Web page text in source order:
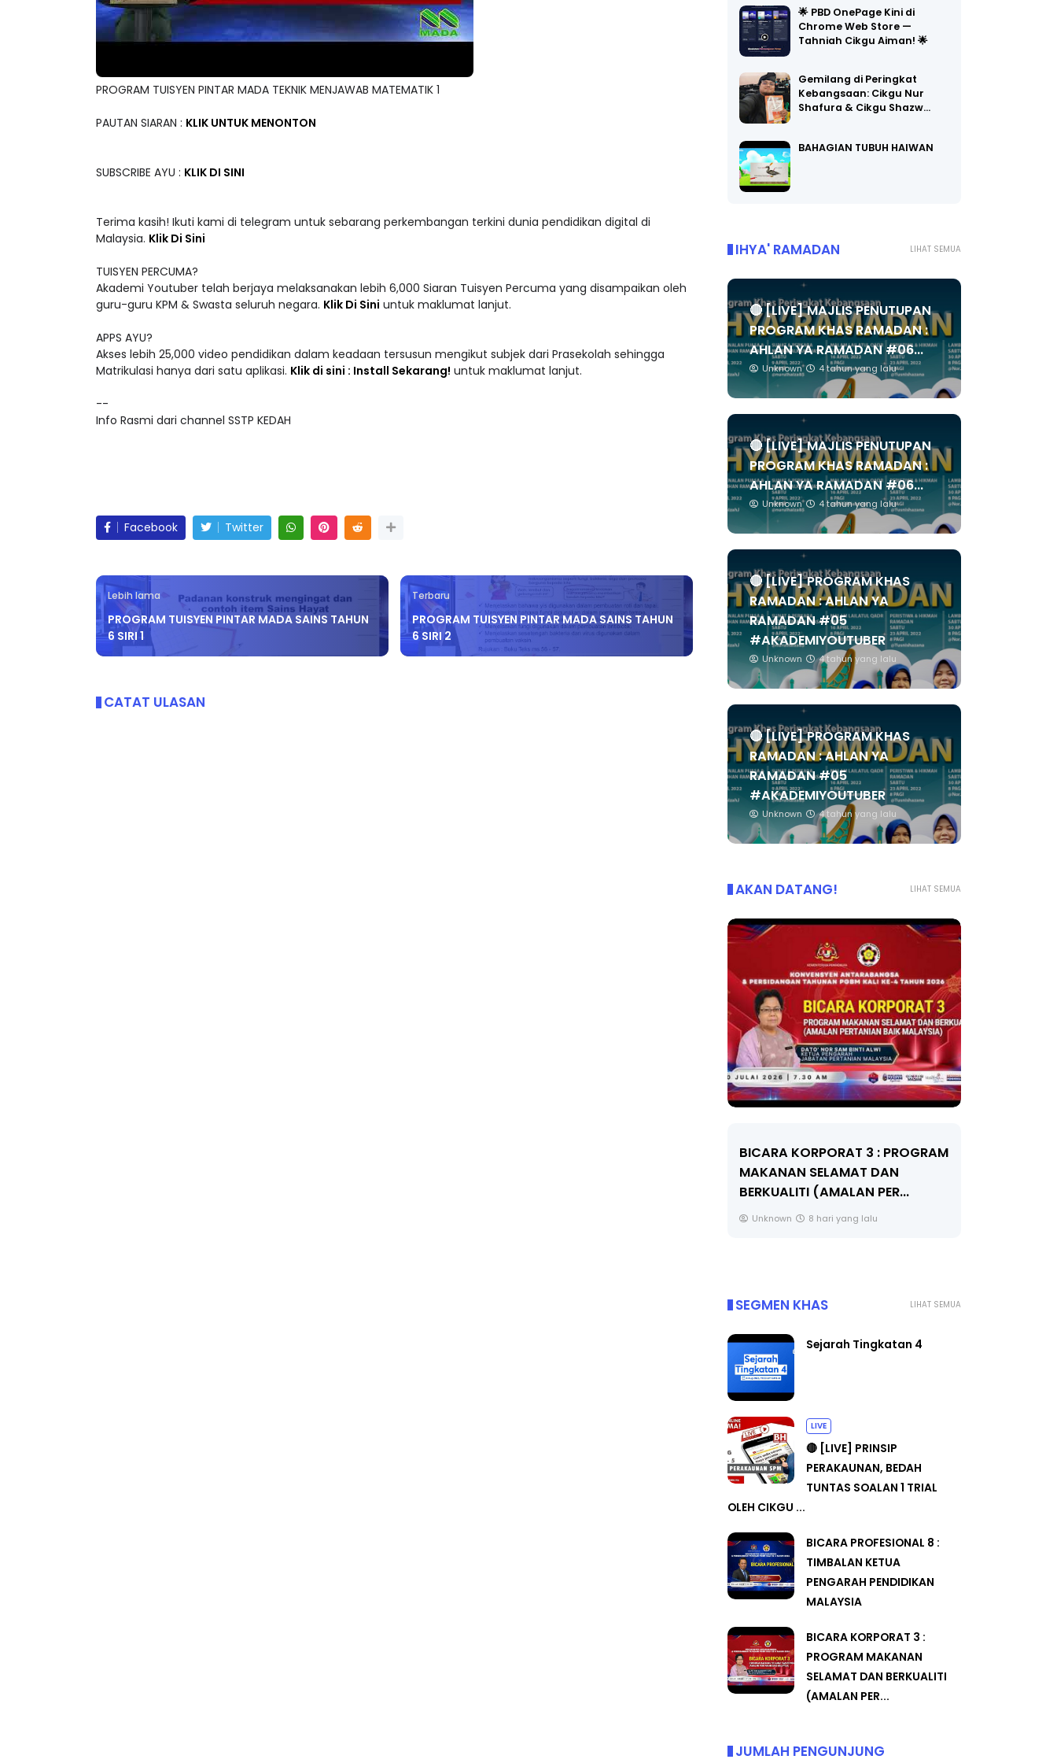
PROGRAM TUISYEN PINTAR MADA TEKNIK MENJAWAB MATEMATIK 1
PAUTAN SIARAN : KLIK UNTUK MENONTON
SUBSCRIBE AYU : KLIK DI SINI
Terima kasih! Ikuti kami di telegram untuk sebarang perkembangan terkini dunia pendidikan digital di
Malaysia. Klik Di Sini
TUISYEN PERCUMA?
Akademi Youtuber telah berjaya melaksanakan lebih 6,000 Siaran Tuisyen Percuma yang disampaikan oleh
guru-guru KPM & Swasta seluruh negara. Klik Di Sini untuk maklumat lanjut.
APPS AYU?
Akses lebih 25,000 video pendidikan dalam keadaan tersusun mengikut subjek dari Prasekolah sehingga
Matrikulasi hanya dari satu aplikasi. Klik di sini : Install Sekarang! untuk maklumat lanjut.
--
Info Rasmi dari channel SSTP KEDAH
Facebook Twitter
Lebih lama
PROGRAM TUISYEN PINTAR MADA SAINS TAHUN
6 SIRI 1
Terbaru
PROGRAM TUISYEN PINTAR MADA SAINS TAHUN
6 SIRI 2
CATAT ULASAN
🌟 PBD OnePage Kini di
Chrome Web Store —
Tahniah Cikgu Aiman! 🌟
Gemilang di Peringkat
Kebangsaan: Cikgu Nur
Shafura & Cikgu Shazw…
BAHAGIAN TUBUH HAIWAN
LIHAT SEMUA
IHYA' RAMADAN
🔴 [LIVE] MAJLIS PENUTUPAN
PROGRAM KHAS RAMADAN :
AHLAN YA RAMADAN #06...
Unknown 4 tahun yang lalu
🔴 [LIVE] MAJLIS PENUTUPAN
PROGRAM KHAS RAMADAN :
AHLAN YA RAMADAN #06...
Unknown 4 tahun yang lalu
🔴 [LIVE] PROGRAM KHAS
RAMADAN : AHLAN YA
RAMADAN #05
#AKADEMIYOUTUBER
Unknown 4 tahun yang lalu
🔴 [LIVE] PROGRAM KHAS
RAMADAN : AHLAN YA
RAMADAN #05
#AKADEMIYOUTUBER
Unknown 4 tahun yang lalu
LIHAT SEMUA
AKAN DATANG!
BICARA KORPORAT 3 : PROGRAM
MAKANAN SELAMAT DAN
BERKUALITI (AMALAN PER...
Unknown 8 hari yang lalu
LIHAT SEMUA
SEGMEN KHAS
Sejarah Tingkatan 4
LIVE
🔴 [LIVE] PRINSIP
PERAKAUNAN, BEDAH
TUNTAS SOALAN 1 TRIAL
OLEH CIKGU ...
BICARA PROFESIONAL 8 :
TIMBALAN KETUA
PENGARAH PENDIDIKAN
MALAYSIA
BICARA KORPORAT 3 :
PROGRAM MAKANAN
SELAMAT DAN BERKUALITI
(AMALAN PER...
JUMLAH PENGUNJUNG